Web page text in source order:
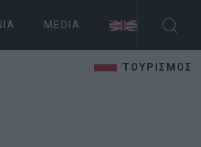
MEDIA
ΤΟΥΡΙΣΜΟΣ